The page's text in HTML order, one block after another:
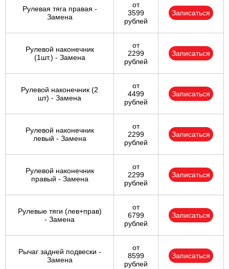
Рулевая тяга правая -
Замена
от
3599
рублей
Записаться
Рулевой наконечник
(1шт.) - Замена
от
2299
рублей
Записаться
Рулевой наконечник (2
шт) - Замена
от
4499
рублей
Записаться
Рулевой наконечник
левый - Замена
от
2299
рублей
Записаться
Рулевой наконечник
правый - Замена
от
2299
рублей
Записаться
Рулевые тяги (лев+прав)
- Замена
от
6799
рублей
Записаться
Рычаг задней подвески -
Замена
от
8599
рублей
Записаться